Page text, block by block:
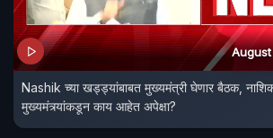
Nashik च्या खड्ड्यांबाबत मुख्यमंत्री घेणार बैठक,
मुख्यमंत्र्यांकडून काय आहेत अपेक्षा?